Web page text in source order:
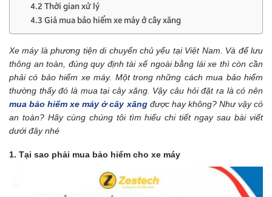
4.2 Thời gian xử lý
4.3 Giá mua bảo hiểm xe máy ở cây xăng
Xe máy là phương tiện di chuyển chủ yếu tại Việt Nam. Và để lưu
thông an toàn, đúng quy định tài xế ngoài bằng lái xe thì còn cần
phải có bảo hiểm xe máy. Một trong những cách mua bảo hiểm
thường thấy đó là mua tại cây xăng. Vậy câu hỏi đặt ra là có nên
mua bảo hiểm xe máy ở cây xăngđược hay không? Như vậy có
an toàn? Hãy cùng chúng tôi tìm hiểu chi tiết ngay sau bài viết
dưới đây nhé
1. Tại sao phải mua bảo hiểm cho xe máy